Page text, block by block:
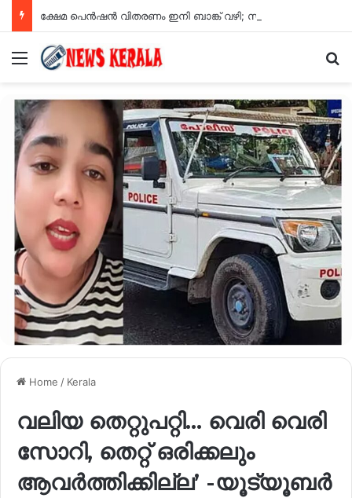
Menu
Home / Kerala
വലിയ തെറ്റുപറ്റി… വെരി വെരി
സോറി, തെറ്റ് ഒരിക്കലും
ആവര്‍ത്തിക്കില്ല’ -യൂട്യൂബര്‍